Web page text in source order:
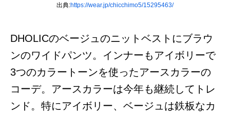
出典:https://wear.jp/chicchimo5/15295463/
DHOLICのベージュのニットベストにブラウ
ンのワイドパンツ。インナーもアイボリーで
3つのカラートーンを使ったアースカラーの
コーデ。アースカラーは今年も継続してトレ
ンド。特にアイボリー、ベージュは鉄板なカ